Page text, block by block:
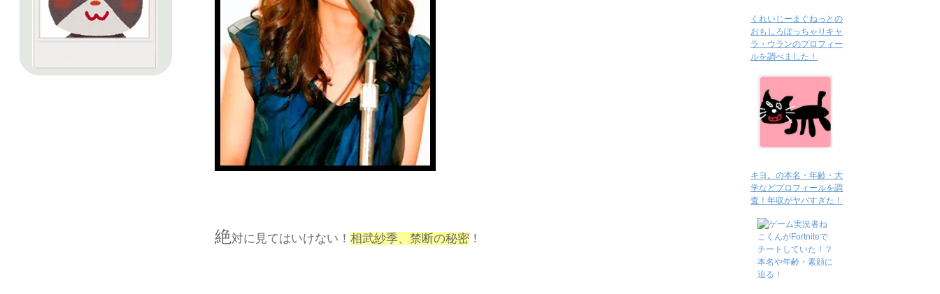
絶対に見てはいけない！ 相武紗季、禁断の秘密 ！
くれいじーまぐねっとの
おもしろぽっちゃりキャ
ラ・ウランのプロフィー
ルを調べました！
キヨ。の本名・年齢・大
学などプロフィールを調
査！年収がヤバすぎた！